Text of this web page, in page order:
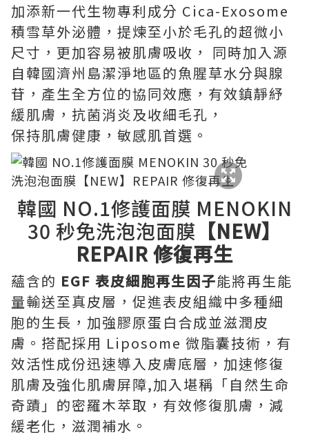
加添新一代生物專利成分 Cica-Exosome
積雪草外泌體，提煉至小於毛孔的超微小
尺寸，更加容易被肌膚吸收， 同時加入源
自韓國濟州島潔淨地區的魚腥草水分與腺
苷，產生全方位的協同效應，有效鎮靜紓
緩肌膚，抗菌消炎及收細毛孔，
保持肌膚健康，敏感肌首選。
韓國 NO.1修護面膜 MENOKIN
30 秒免洗泡泡面膜 【NEW】
REPAIR 修復再生
蘊含的 EGF 表皮細胞再生因子能將再生能
量輸送至真皮層，促進表皮組織中多種細
胞的生長，加強膠原蛋白合成並滋潤皮
膚。搭配採用 Liposome 微脂囊技術，有
效活性成份迅速導入皮膚底層，加速修復
肌膚及強化肌膚屏障,加入堪稱「自然生命
奇蹟」的密羅木萃取，有效修復肌膚，減
緩老化，滋潤補水。